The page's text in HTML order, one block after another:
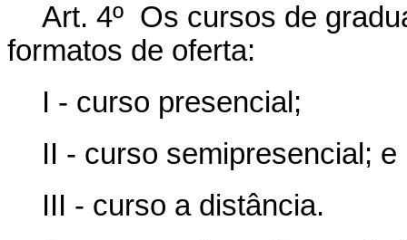
Art. 4º Os cursos de
formatos de oferta:
I - curso presencial;
II - curso semipresencial; e
III - curso a distância.